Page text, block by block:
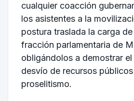
cualquier coacción
los asistentes a la
postura traslada la carga
fracción parlamentaria de
obligándolos a demostrar
desvío de recursos
proselitismo.